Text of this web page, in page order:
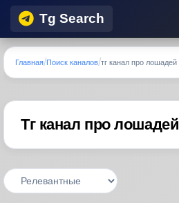
Tg Search
Главная Поиск каналов тг канал про лошадей
Тг канал про лошадей